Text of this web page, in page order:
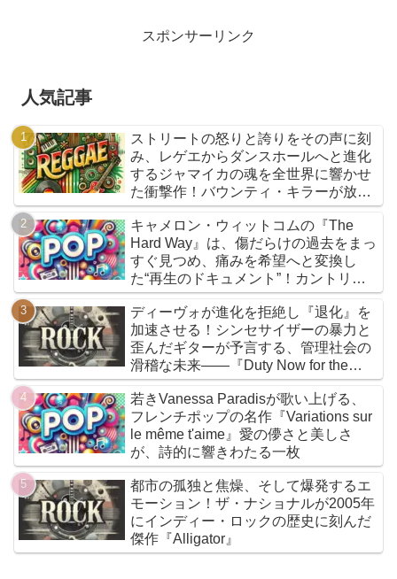
スポンサーリンク
人気記事
ストリートの怒りと誇りをその声に刻
み、レゲエからダンスホールへと進化
するジャマイカの魂を全世界に響かせ
た衝撃作！バウンティ・キラーが放つ
『Bounty Killer』は、貧者の代弁者と
しての信念と、爆音でしか語れないリ
アルな真実を詰め込んだ決定的アルバ
ムだ
キャメロン・ウィットコムの『The
Hard Way』は、傷だらけの過去をまっ
すぐ見つめ、痛みを希望へと変換し
た“再生のドキュメント”！カントリー
とフォークを軸に、荒削りな衝動と繊
細な感情が交差するサウンドは、人生
の遠回りさえも価値ある物語へと昇華
していく
ディーヴォが進化を拒絶し『退化』を
加速させる！シンセサイザーの暴力と
歪んだギターが予言する、管理社会の
滑稽な未来――『Duty Now for the
Future』こそがニューウェイヴの真実
である
若きVanessa Paradisが歌い上げる、
フレンチポップの名作『Variations sur
le même t'aime』愛の儚さと美しさ
が、詩的に響きわたる一枚
都市の孤独と焦燥、そして爆発するエ
モーション！ザ・ナショナルが2005年
にインディー・ロックの歴史に刻んだ
傑作『Alligator』